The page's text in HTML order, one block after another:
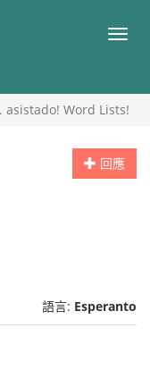
目
asistado! Word Lists!
回應
語言: Esperanto